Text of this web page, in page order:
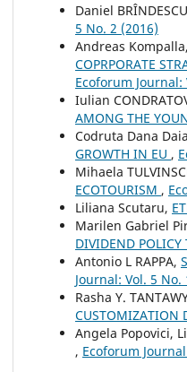
Daniel
5 No. 2 (2016)
Andreas
COPRPORATE
Ecoforum Journal:
Iulian
AMONG THE
Codruta Dana
GROWTH IN EU ,
Mihaela
ECOTOURISM ,
Liliana Scutaru,
Marilen Gabriel
DIVIDEND POLICY
Antonio L RAPPA,
Journal: Vol. 5 No.
Rasha Y.
CUSTOMIZATION
Angela Popovici,
, Ecoforum